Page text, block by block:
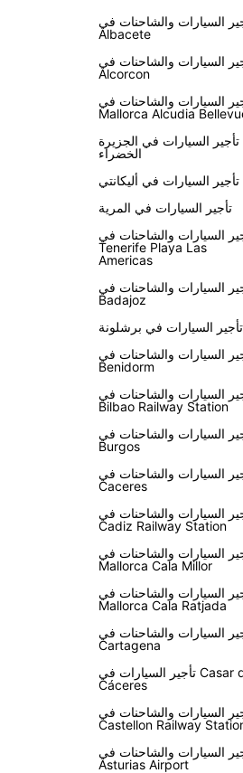
السيارات والشاحنات في
Albacete
السيارات والشاحنات في
Alcorcon
السيارات والشاحنات في
Mallorca Alcudia
تأجير السيارات في الجزيرة
الخضراء
تأجير السيارات في أليكانتي
تأجير السيارات في المرية
السيارات والشاحنات في
Tenerife Playa Las
Americas
السيارات والشاحنات في
Badajoz
تأجير السيارات في برشلونة
السيارات والشاحنات في
Benidorm
السيارات والشاحنات في
Bilbao Railway Station
السيارات والشاحنات في
Burgos
السيارات والشاحنات في
Caceres
السيارات والشاحنات في
Cadiz Railway Station
السيارات والشاحنات في
Mallorca Cala Millor
السيارات والشاحنات في
Mallorca Cala Ratjada
السيارات والشاحنات في
Cartagena
تأجير السيارات في Casar de
Cáceres
السيارات والشاحنات في
Castellon Railway
السيارات والشاحنات في
Asturias Airport